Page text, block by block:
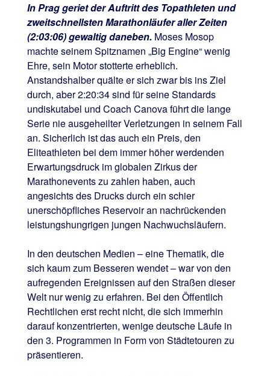
In Prag geriet der Auftritt des Topathleten und
zweitschnellsten Marathonläufer aller Zeiten
(2:03:06) gewaltig daneben. Moses Mosop
machte seinem Spitznamen „Big Engine“ wenig
Ehre, sein Motor stotterte erheblich.
Anstandshalber quälte er sich zwar bis ins Ziel
durch, aber 2:20:34 sind für seine Standards
undiskutabel und Coach Canova führt die lange
Serie nie ausgeheilter Verletzungen in seinem Fall
an. Sicherlich ist das auch ein Preis, den
Eliteathleten bei dem immer höher werdenden
Erwartungsdruck im globalen Zirkus der
Marathonevents zu zahlen haben, auch
angesichts des Drucks durch ein schier
unerschöpfliches Reservoir an nachrückenden
leistungshungrigen jungen Nachwuchsläufern.
In den deutschen Medien – eine Thematik, die
sich kaum zum Besseren wendet – war von den
aufregenden Ereignissen auf den Straßen dieser
Welt nur wenig zu erfahren. Bei den Öffentlich
Rechtlichen erst recht nicht, die sich immerhin
darauf konzentrierten, wenige deutsche Läufe in
den 3. Programmen in Form von Städtetouren zu
präsentieren.